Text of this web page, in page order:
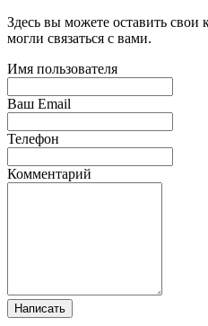
Здесь вы можете оставить
могли связаться с вами.
Имя пользователя
Ваш Email
Телефон
Комментарий
Написать